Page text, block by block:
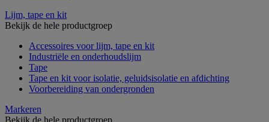
Lijm, tape en kit
Bekijk de hele productgroep
Accessoires voor lijm, tape en kit
Industriële en onderhoudslijm
Tape
Tape en kit voor isolatie, geluidsisolatie en afdichting
Voorbereiding van ondergronden
Markeren
Bekijk de hele productgroep